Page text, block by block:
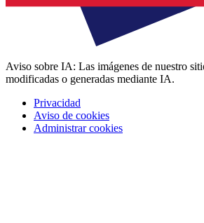
Aviso sobre IA: Las imágenes de nuestro
modificadas o generadas mediante IA.
Privacidad
Aviso de cookies
Administrar cookies